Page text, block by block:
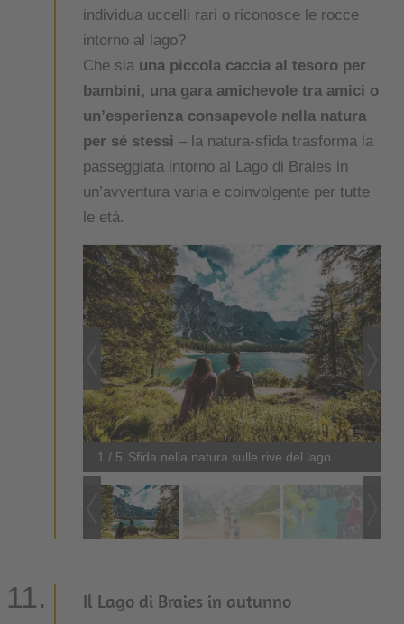
individua uccelli rari o riconosce le rocce
intorno al lago?
Che sia una piccola caccia al tesoro per
bambini, una gara amichevole tra amici o
un’esperienza consapevole nella natura
per sé stessi – la natura-sfida trasforma la
passeggiata intorno al Lago di Braies in
un’avventura varia e coinvolgente per tutte
le età.
1 / 5 Sfida nella natura sulle rive del lago
Il Lago di Braies in autunno